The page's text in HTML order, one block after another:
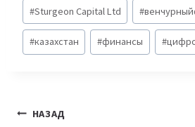
#Sturgeon Capital Ltd #
#казахстан #финансы #
Навигация
НАЗАД